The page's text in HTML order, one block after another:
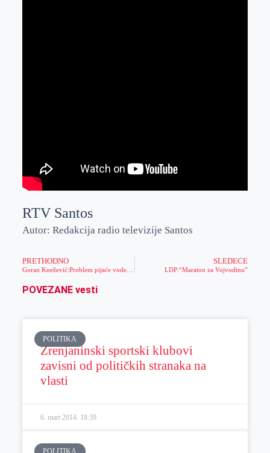
RTV Santos
Autor: Redakcija radio televizije Santos
PRETHODNO
Goran Knežević:Problem pijaće vode u Zrenjaninu biće rešen do juna 2015. godine
SLEDEĆE
LDP:“Maraton za Vojvodinu”
POVEZANE vesti
POLITIKA
Zrenjaninski sportski klubovi
zavisni od političkih stranaka na
vlasti
6. mart 2014. 18:39
POLITIKA